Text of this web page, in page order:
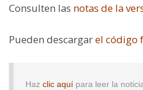
Consulten las notas de la
Pueden descargarel código
Haz clic aquí para leer la